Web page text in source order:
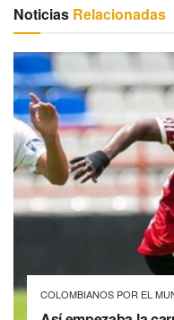
Noticias Relacionadas
COLOMBIANOS POR EL